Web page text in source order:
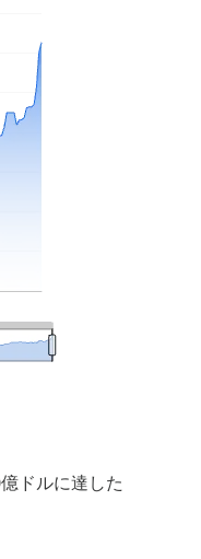
ドルに達した